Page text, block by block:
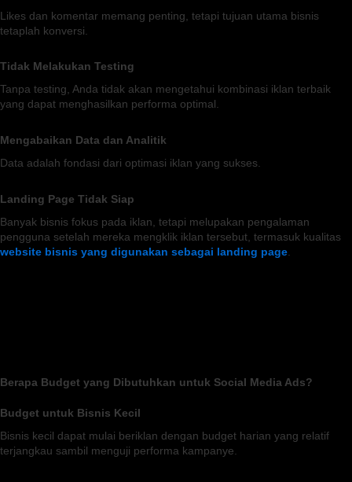
Likes dan komentar memang penting, tetapi tujuan utama bisnis
tetaplah konversi.
Tidak Melakukan Testing
Tanpa testing, Anda tidak akan mengetahui kombinasi iklan terbaik
yang dapat menghasilkan performa optimal.
Mengabaikan Data dan Analitik
Data adalah fondasi dari optimasi iklan yang sukses.
Landing Page Tidak Siap
Banyak bisnis fokus pada iklan, tetapi melupakan pengalaman
pengguna setelah mereka mengklik iklan tersebut, termasuk kualitas
website bisnis yang digunakan sebagai landing page.
Berapa Budget yang Dibutuhkan untuk Social Media Ads?
Budget untuk Bisnis Kecil
Bisnis kecil dapat mulai beriklan dengan budget harian yang relatif
terjangkau sambil menguji performa kampanye.